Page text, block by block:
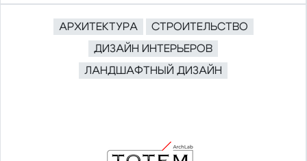
АРХИТЕКТУРА
СТРОИТЕЛЬСТВО
ДИЗАЙН ИНТЕРЬЕРОВ
ЛАНДШАФТНЫЙ ДИЗАЙН